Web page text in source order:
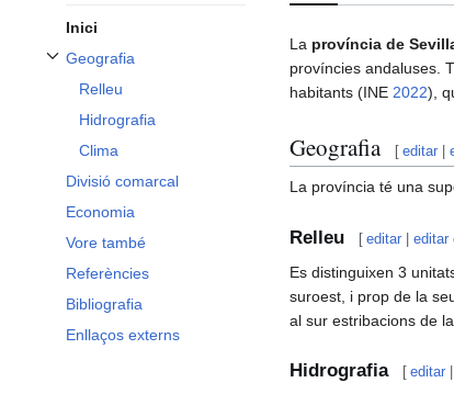
Inici
Geografia
Alternar subsecció Geografia
Relleu
Hidrografia
Clima
Divisió comarcal
Economia
Vore també
Referències
Bibliografia
Enllaços externs
La província de
províncies andaluses.
habitants (INE 2022),​
Geografia [ editar |
La província té una
Relleu [ editar |editar
Es distinguixen 3
suroest, i prop de la
al sur estribacions de
Hidrografia [ editar